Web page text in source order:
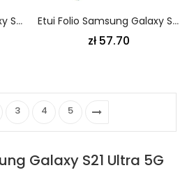
Etui Folio Samsung Galaxy S21 Ultra 5G Latające Niebieskie Motyle Etui Ochronne Etui Folio Samsung Galaxy S21 Ultra 5G Panda I Bambus
zł 57.70
3 4 5
Galaxy S21 Ultra 5G